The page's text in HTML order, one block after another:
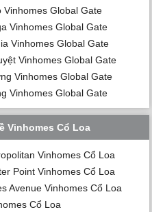
Vinhomes Global Gate
Vinhomes Global Gate
Vinhomes Global Gate
Vinhomes Global Gate
Vinhomes Global Gate
Vinhomes Global Gate
Vinhomes Cổ Loa
Vinhomes Cổ Loa
Point Vinhomes Cổ Loa
Avenue Vinhomes Cổ Loa
Cổ Loa